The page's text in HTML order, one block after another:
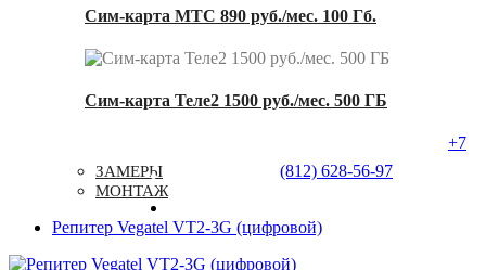
Сим-карта МТС 890 руб./мес. 100 Гб.
Сим-карта Теле2 1500 руб./мес. 500 ГБ
ЗАМЕРЫ
МОНТАЖ
+7
(812) 628-56-97
Репитер Vegatel VT2-3G (цифровой)